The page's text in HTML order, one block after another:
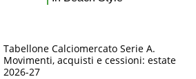
Tabellone Calciomercato Serie A.
Movimenti, acquisti e cessioni: estate
2026-27